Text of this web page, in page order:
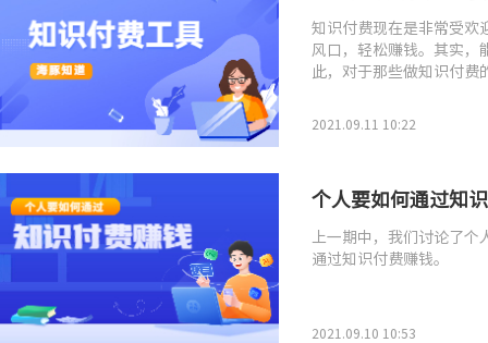
知识付费现在是非常受欢
风口，轻松赚钱。其实，
此，对于那些做知识付费
2021.09.11 10:22
个人要如何通过知
上一期中，我们讨论了
通过知识付费赚钱。
2021.09.10 10:53